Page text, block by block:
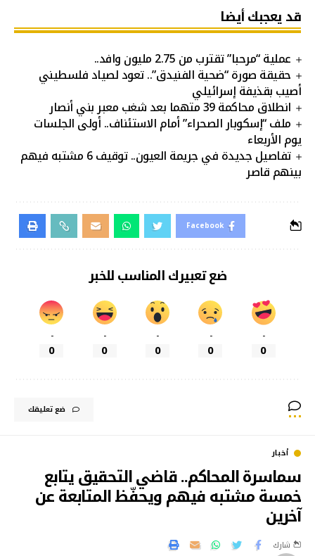
قد يعجبك أيضا
عملية “مرحبا” تقترب من 2.75 مليون وافد..
حقيقة صورة “ضحية الفنيدق”.. تعود لصياد فلسطيني
أصيب بقذيفة إسرائيلي
انطلاق محاكمة 39 متهما بعد شغب معبر بني أنصار
ملف “إسكوبار الصحراء” أمام الاستئناف.. أولى الجلسات
يوم الأربعاء
تفاصيل جديدة في جريمة العيون.. توقيف 6 مشتبه فيهم
بينهم قاصر
Facebook
ضع تعبيرك المناسب للخبر
-
0
-
0
-
0
-
0
-
0
ضع تعليقك
أخبار
سماسرة المحاكم.. قاضي التحقيق يتابع
خمسة مشتبه فيهم ويحفّظ المتابعة عن
آخرين
شارك